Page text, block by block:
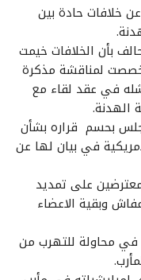
خلافات حادة بين
بأن الخلافات خيمت
لمناقشة مذكرة
في عقد لقاء مع
الهدنة.
بحسم قراره بشأن
في بيان لها عن
على تمديد
وبقية الاعضاء
في محاولة للتهرب من